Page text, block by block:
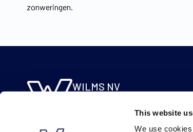
This website
We use
zonweringen.
WILMS NV